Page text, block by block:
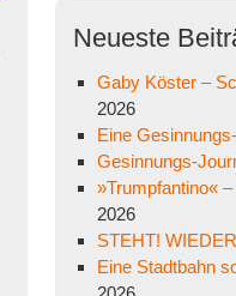
Neueste
Gaby Köster –
2026
Eine
Gesinnungs-
»Trumpfantino«
2026
STEHT!
Eine Stadtbahn